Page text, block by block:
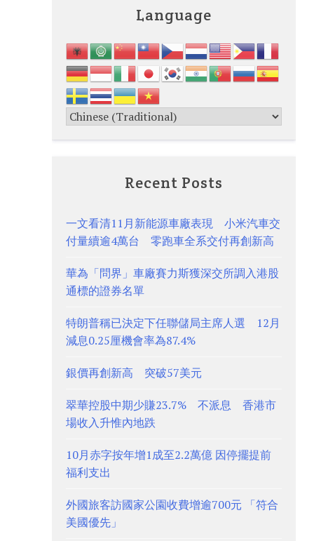
Language
Recent Posts
一文看清11月新能源車廠表現 小米汽車交
付量續逾4萬台 零跑車全系交付再創新高
華為「問界」車廠賽力斯獲深交所調入港股
通標的證券名單
特朗普稱已決定下任聯儲局主席人選 12月
減息0.25厘機會率為87.4%
銀價再創新高 突破57美元
翠華控股中期少賺23.7% 不派息 香港市
場收入升惟內地跌
10月赤字按年增1成至2.2萬億 因停擺提前
福利支出
外國旅客訪國家公園收費增逾700元 「符合
美國優先」